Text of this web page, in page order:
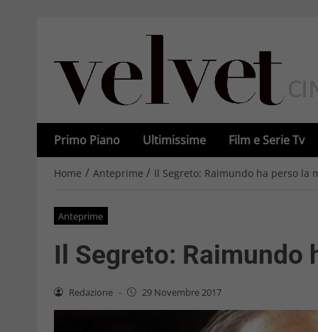
Primo Piano Ultimissime Film e Serie Tv
Home / Anteprime / Il Segreto: Raimundo ha perso la
Anteprime
Il Segreto: Raimundo
Redazione - 29 Novembre 2017